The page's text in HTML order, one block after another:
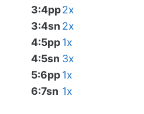
3:4pp2x
3:4sn 2x
4:5pp1x
4:5sn 3x
5:6pp1x
6:7sn 1x